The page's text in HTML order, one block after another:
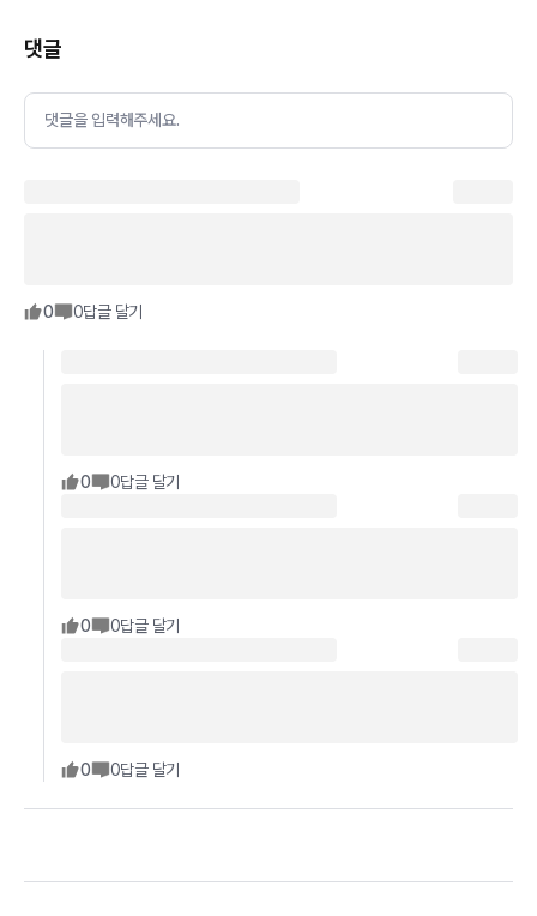
댓글
댓글을 입력해주세요.
0 0답글 달기
0 0답글 달기
0 0답글 달기
0 0답글 달기